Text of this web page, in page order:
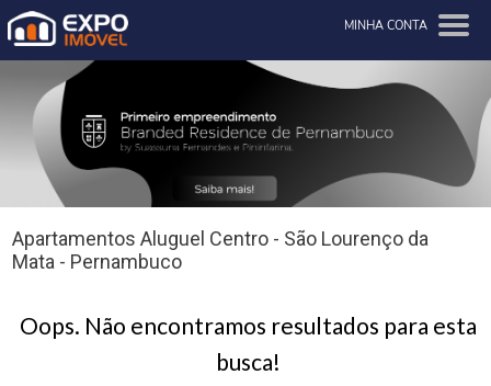
MINHA CONTA
Apartamentos Aluguel Centro - São Lourenço da
Mata - Pernambuco
Oops. Não encontramos resultados para esta
busca!